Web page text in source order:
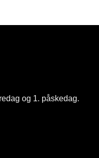
og 1. påskedag.